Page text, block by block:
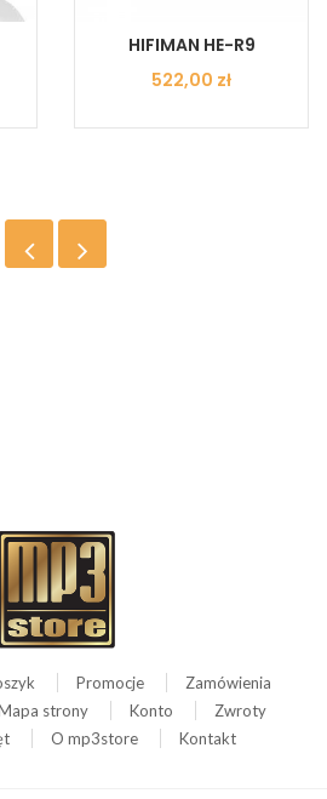
HIFIMAN HE-R9
Cena
522,00 zł
Promocje
Zamówienia
strony Konto
Zwroty
O mp3store Kontakt